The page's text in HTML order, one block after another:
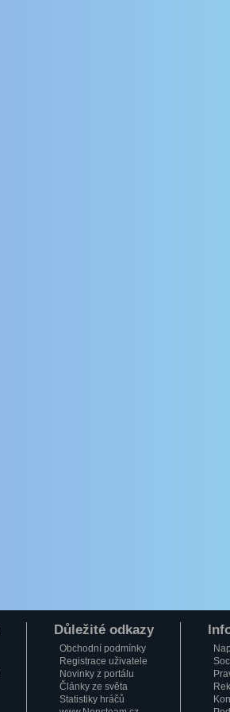
Důležité odkazy
Obchodní podmínky
Registrace uživatele
Novinky z portálu
Články ze světa
Statistiky hráčů